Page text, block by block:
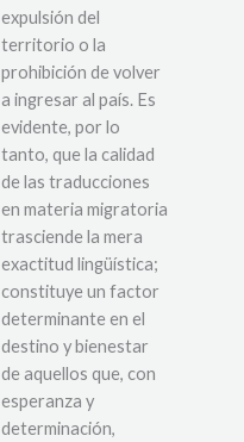
expulsión del
territorio o la
prohibición de volver
a ingresar al país. Es
evidente, por lo
tanto, que la calidad
de las traducciones
en materia migratoria
trasciende la mera
exactitud lingüística;
constituye un factor
determinante en el
destino y bienestar
de aquellos que, con
esperanza y
determinación,